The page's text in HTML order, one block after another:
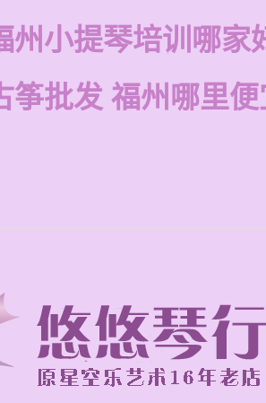
州小提琴培训哪家
筝批发 福州哪里